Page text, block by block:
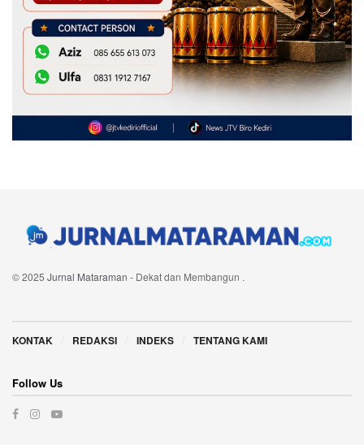
© 2025 Jurnal Mataraman - Dekat dan Membangun .
KONTAK REDAKSI INDEKS TENTANG KAMI
Follow Us